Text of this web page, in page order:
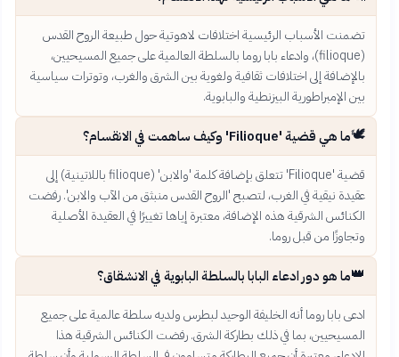
تضمنت الأسباب الرئيسية اختلافات لاهوتية حول طبيعة الروح القدس
(filioque)، وادعاء بابا روما بالسلطة العالمية على جميع المسيحيين،
بالإضافة إلى اختلافات ثقافية ولغوية بين الشرق والغرب، وتوترات سياسية
بين الإمبراطورية البيزنطية والبابوية.
🕊️ما هي قضية 'Filioque' وكيف ساهمت في الانقسام؟
قضية 'Filioque' تتعلق بإضافة كلمة 'والابن' (filioque باللاتينية) إلى
عقيدة نيقية في الغرب، لتصبح 'الروح القدس منبثق من الآب والابن'. رفضت
الكنائس الشرقية هذه الإضافة، معتبرة إياها تغييرًا في العقيدة الأصلية
وتجاوزًا من قبل روما.
👑ما هو دور ادعاء البابا بالسلطة البابوية في الانشقاق؟
ادعى بابا روما أنه الخليفة الوحيد لبطرس ولديه سلطة عالمية على جميع
المسيحيين، بما في ذلك بطاركة الشرق. رفضت الكنائس الشرقية هذا